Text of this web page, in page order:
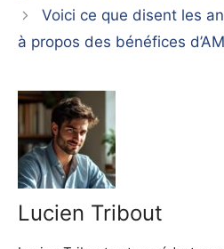
Voici ce que disent les
à propos des bénéfices
Lucien Tribout